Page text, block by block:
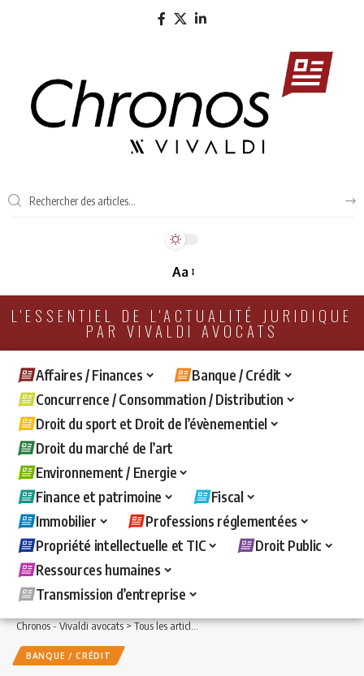
Aa
L'ESSENTIEL DE L'ACTUALITÉ JURIDIQUE
PAR VIVALDI AVOCATS
Affaires / Finances
Banque / Crédit
Concurrence / Consommation / Distribution
Droit du sport et Droit de l’évènementiel
Droit du marché de l’art
Environnement / Energie
Finance et patrimoine
Fiscal
Immobilier
Professions réglementées
Propriété intellectuelle et TIC
Droit Public
Ressources humaines
Transmission d’entreprise
Chronos - Vivaldi avocats>Tous les articles >Banque / Crédit>Assurance vie et
BANQUE / CRÉDIT